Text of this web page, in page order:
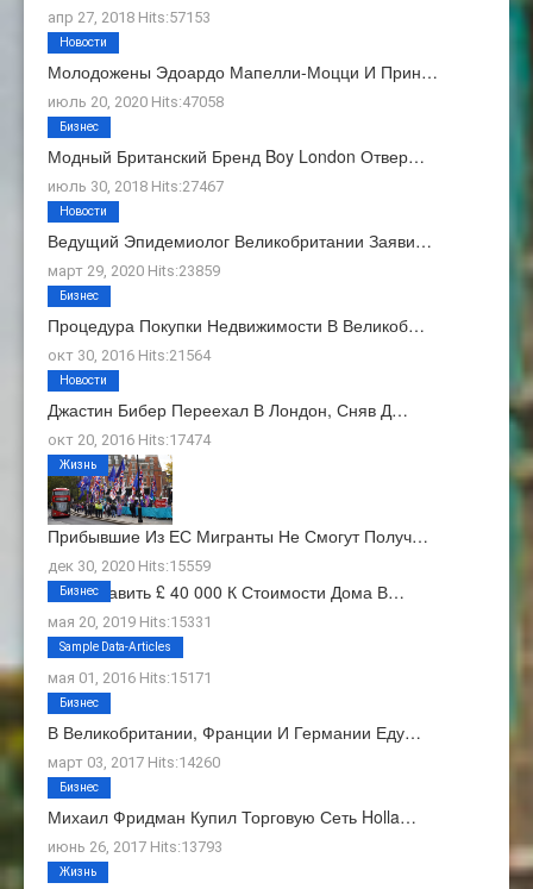
апр 27, 2018 Hits:57153
Молодожены Эдоардо Мапелли-Моцци И Прин…
июль 20, 2020 Hits:47058
Новости
Модный Британский Бренд Boy London Отвер…
июль 30, 2018 Hits:27467
Бизнес
Ведущий Эпидемиолог Великобритании Заяви…
март 29, 2020 Hits:23859
Новости
Процедура Покупки Недвижимости В Великоб…
окт 30, 2016 Hits:21564
Бизнес
Джастин Бибер Переехал В Лондон, Сняв Д…
окт 20, 2016 Hits:17474
Новости
Прибывшие Из ЕС Мигранты Не Смогут Получ…
дек 30, 2020 Hits:15559
Жизнь
Как Добавить £ 40 000 К Стоимости Дома В…
мая 20, 2019 Hits:15331
Бизнес
О Нас
мая 01, 2016 Hits:15171
Sample Data-Articles
В Великобритании, Франции И Германии Еду…
март 03, 2017 Hits:14260
Бизнес
Михаил Фридман Купил Торговую Сеть Holla…
июнь 26, 2017 Hits:13793
Бизнес
Жизнь